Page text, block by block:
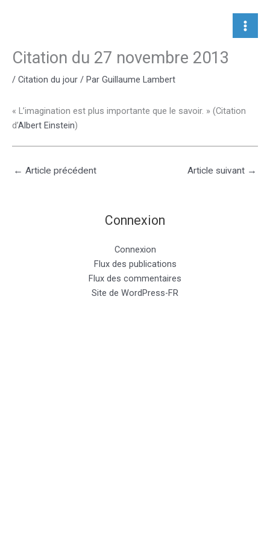
Citation du 27 novembre 2013
/ Citation du jour / Par Guillaume Lambert
« L’imagination est plus importante que le savoir. » (Citation
d’Albert Einstein)
← Article précédent Article suivant →
Connexion
Connexion
Flux des publications
Flux des commentaires
Site de WordPress-FR